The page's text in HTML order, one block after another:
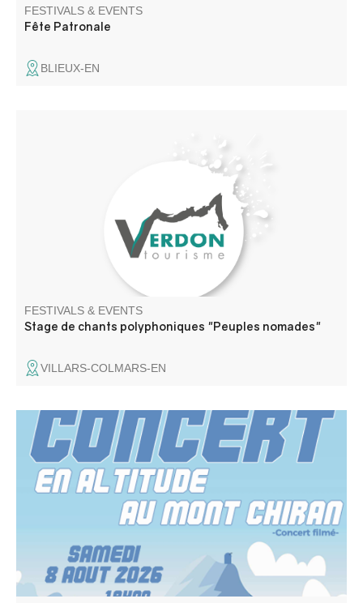
FESTIVALS & EVENTS
Fête Patronale
BLIEUX-EN
(Tsiganes, mongols, Touaregs…) animé par trois cheffes
FESTIVALS & EVENTS
Stage de chants polyphoniques "Peuples nomades"
VILLARS-COLMARS-EN
Concert par Les Cigales engatsées (rock trad provençal)
Toys ( reprises Rolling Stones).